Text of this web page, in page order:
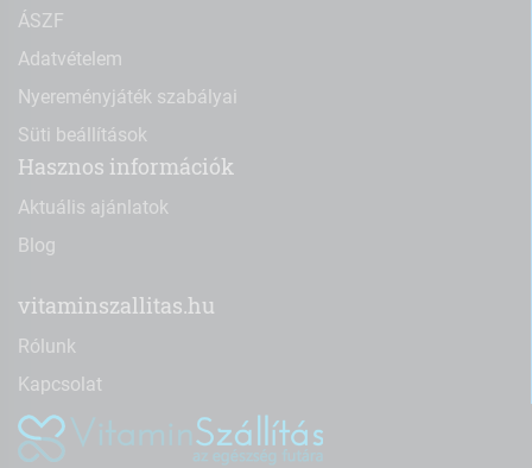
ÁSZF
Adatvételem
Nyereményjáték szabályai
Süti beállítások
Hasznos információk
Aktuális ajánlatok
Blog
vitaminszallitas.hu
Rólunk
Kapcsolat